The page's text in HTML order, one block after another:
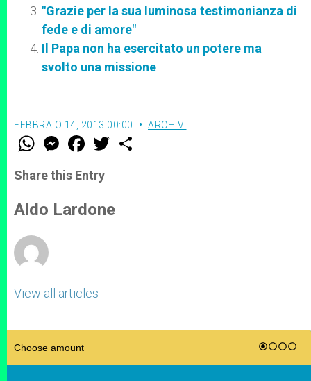
"Grazie per la sua luminosa testimonianza di
fede e di amore"
Il Papa non ha esercitato un potere ma
svolto una missione
FEBBRAIO 14, 2013 00:00 ARCHIVI
W
t
s
p
p
M
e
s
e
g
e
F
a
e
b
o
k
w
r
Share this Entry
Aldo Lardone
View all articles